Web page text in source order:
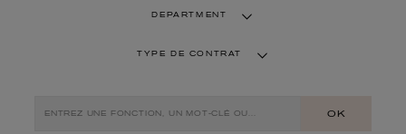
DEPARTMENT
TYPE DE CONTRAT
OK